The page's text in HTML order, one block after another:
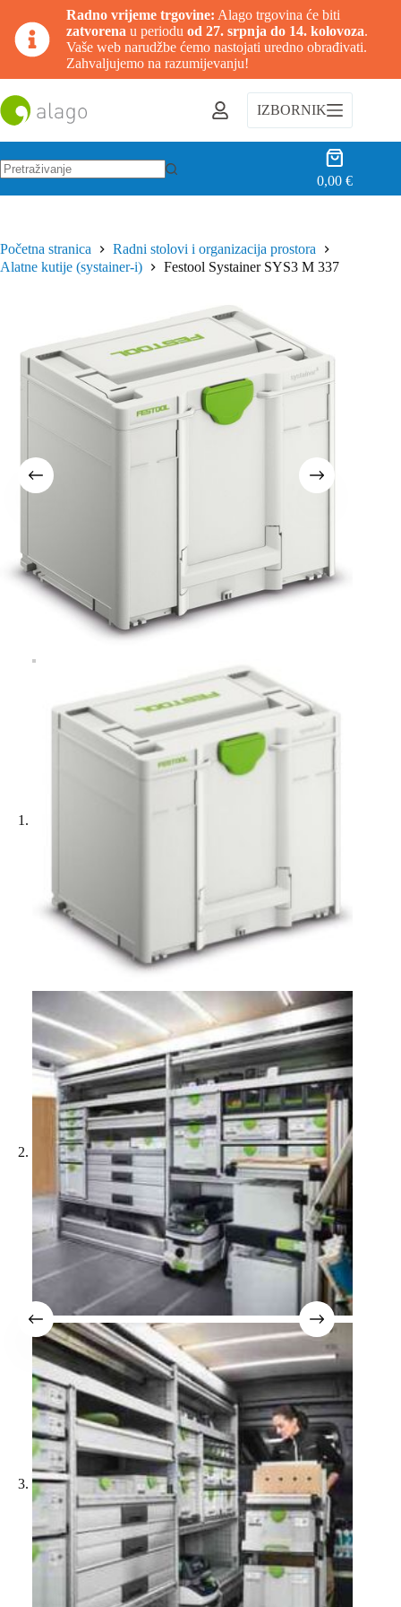
Radno vrijeme trgovine: Alago trgovina će biti
zatvorena u periodu od 27. srpnja do 14. kolovoza.
Vaše web narudžbe ćemo nastojati uredno obrađivati.
Zahvaljujemo na razumijevanju!
na
sadržaj
IZBORNIK
Košarica
0,00€
Početna stranica
Radni stolovi i organizacija prostora
Alatne kutije (systainer-i)
Festool Systainer SYS3 M 337